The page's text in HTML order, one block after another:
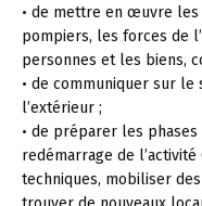
• de mettre en œuvre les
pompiers, les forces de
personnes et les biens,
• de communiquer sur
l’extérieur ;
• de préparer les
redémarrage de
techniques, mobiliser